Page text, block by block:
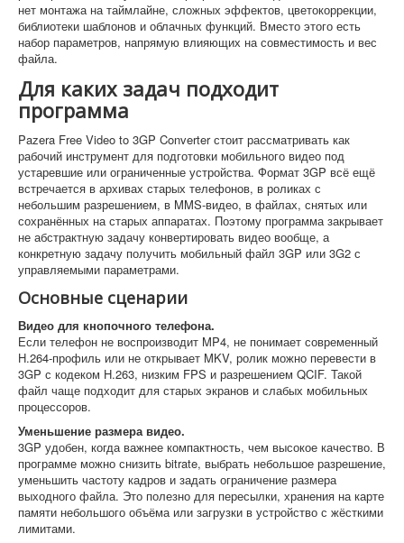
нет монтажа на таймлайне, сложных эффектов, цветокоррекции,
библиотеки шаблонов и облачных функций. Вместо этого есть
набор параметров, напрямую влияющих на совместимость и вес
файла.
Для каких задач подходит
программа
Pazera Free Video to 3GP Converter стоит рассматривать как
рабочий инструмент для подготовки мобильного видео под
устаревшие или ограниченные устройства. Формат 3GP всё ещё
встречается в архивах старых телефонов, в роликах с
небольшим разрешением, в MMS-видео, в файлах, снятых или
сохранённых на старых аппаратах. Поэтому программа закрывает
не абстрактную задачу конвертировать видео вообще, а
конкретную задачу получить мобильный файл 3GP или 3G2 с
управляемыми параметрами.
Основные сценарии
Видео для кнопочного телефона.
Если телефон не воспроизводит MP4, не понимает современный
H.264-профиль или не открывает MKV, ролик можно перевести в
3GP с кодеком H.263, низким FPS и разрешением QCIF. Такой
файл чаще подходит для старых экранов и слабых мобильных
процессоров.
Уменьшение размера видео.
3GP удобен, когда важнее компактность, чем высокое качество. В
программе можно снизить bitrate, выбрать небольшое разрешение,
уменьшить частоту кадров и задать ограничение размера
выходного файла. Это полезно для пересылки, хранения на карте
памяти небольшого объёма или загрузки в устройство с жёсткими
лимитами.